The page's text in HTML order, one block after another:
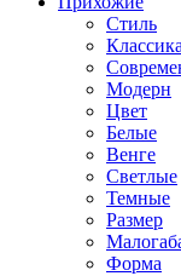
Стиль
Классика
Модерн
Цвет
Белые
Венге
Светлые
Темные
Размер
Форма